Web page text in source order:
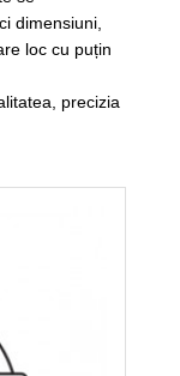
dimensiuni,
loc cu puțin
precizia